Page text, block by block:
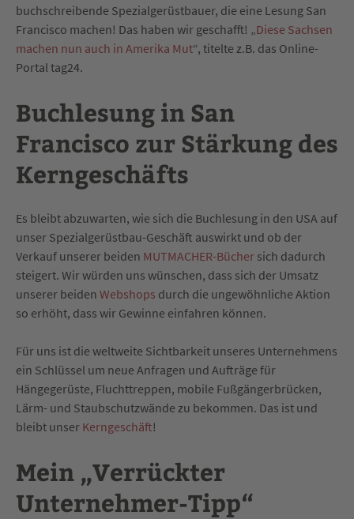
buchschreibende Spezialgerüstbauer, die eine Lesung San
Francisco machen! Das haben wir geschafft! „Diese Sachsen
machen nun auch in Amerika Mut“, titelte z.B. das Online-
Portal tag24.
Buchlesung in San
Francisco zur Stärkung des
Kerngeschäfts
Es bleibt abzuwarten, wie sich die Buchlesung in den USA auf
unser Spezialgerüstbau-Geschäft auswirkt und ob der
Verkauf unserer beiden MUTMACHER-Bücher sich dadurch
steigert. Wir würden uns wünschen, dass sich der Umsatz
unserer beiden Webshops durch die ungewöhnliche Aktion
so erhöht, dass wir Gewinne einfahren können.
Für uns ist die weltweite Sichtbarkeit unseres Unternehmens
ein Schlüssel um neue Anfragen und Aufträge für
Hängegerüste, Fluchttreppen, mobile Fußgängerbrücken,
Lärm- und Staubschutzwände zu bekommen. Das ist und
bleibt unser Kerngeschäft!
Mein „Verrückter
Unternehmer-Tipp“